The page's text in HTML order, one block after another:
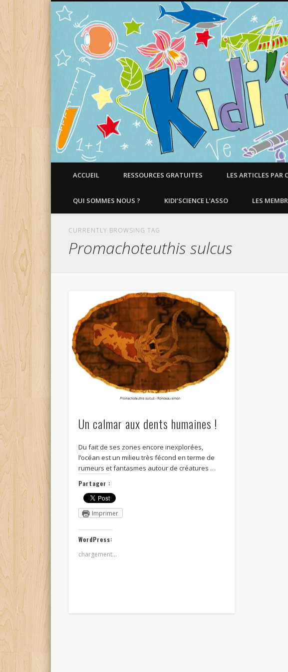
Faire aimer les Sciences aux Enfants !
ACCUEIL RESSOURCES GRATUITES LES ARTICLES PAR
QUI SOMMES NOUS ? KIDI’SCIENCE L’ASSO LES
CURRENTLY BROWSING TAG
Promachoteuthis sulcus
Un calmar aux dents humaines !
Du fait de ses zones encore inexplorées,
l’océan est un milieu très fécond en terme de
rumeurs et fantasmes autour de créatures …
Partager :
Imprimer
WordPress:
chargement…